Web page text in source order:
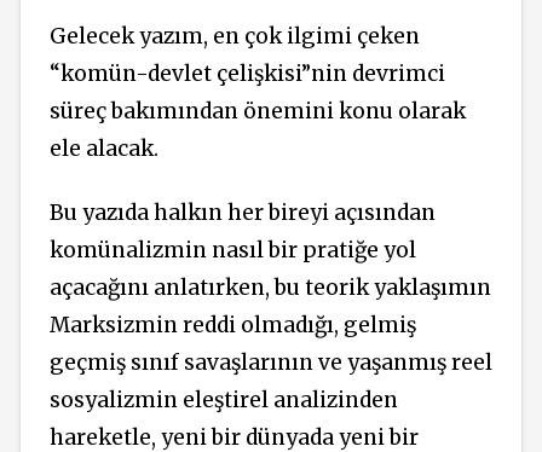
Gelecek yazım, en çok ilgimi çeken
“komün-devlet çelişkisi”nin devrimci
süreç bakımından önemini konu olarak
ele alacak.
Bu yazıda halkın her bireyi açısından
komünalizmin nasıl bir pratiğe yol
açacağını anlatırken, bu teorik yaklaşımın
Marksizmin reddi olmadığı, gelmiş
geçmiş sınıf savaşlarının ve yaşanmış reel
sosyalizmin eleştirel analizinden
hareketle, yeni bir dünyada yeni bir